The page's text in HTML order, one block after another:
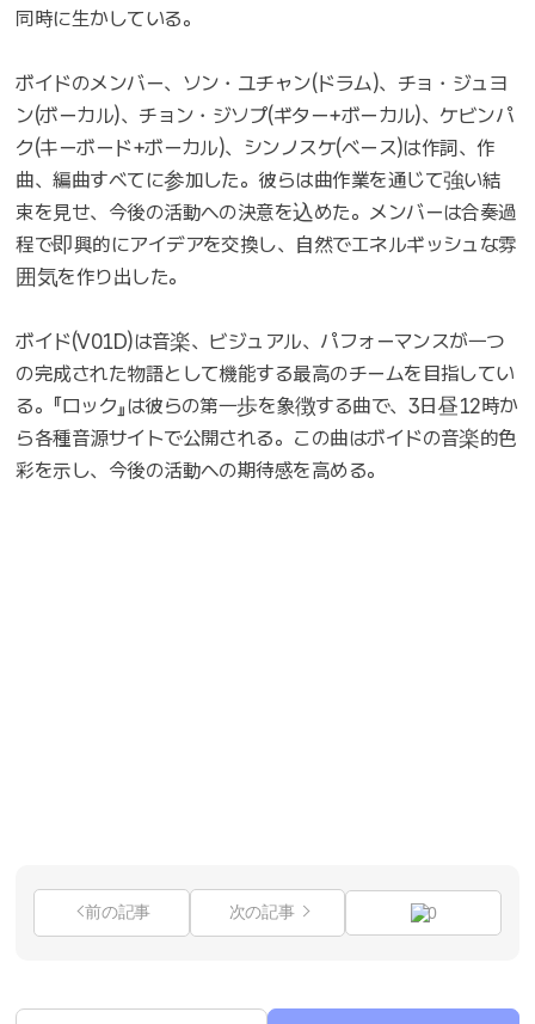
同時に生かしている。
ボイドのメンバー、ソン・ユチャン(ドラム)、チョ・ジュヨ
ン(ボーカル)、チョン・ジソプ(ギター+ボーカル)、ケビンパ
ク(キーボード+ボーカル)、シンノスケ(ベース)は作詞、作
曲、編曲すべてに参加した。彼らは曲作業を通じて強い結
束を見せ、今後の活動への決意を込めた。メンバーは合奏過
程で即興的にアイデアを交換し、自然でエネルギッシュな雰
囲気を作り出した。
ボイド(V01D)は音楽、ビジュアル、パフォーマンスが一つ
の完成された物語として機能する最高のチームを目指してい
る。『ロック』は彼らの第一歩を象徴する曲で、3日昼12時か
ら各種音源サイトで公開される。この曲はボイドの音楽的色
彩を示し、今後の活動への期待感を高める。
前の記事 次の記事 0